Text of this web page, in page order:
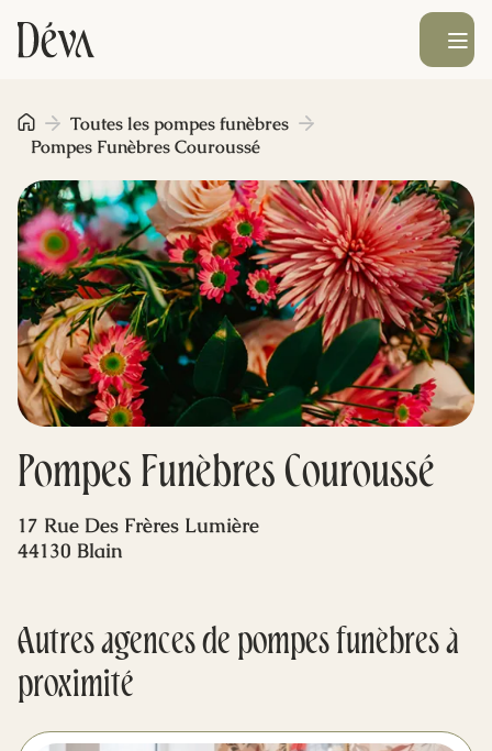
Obsèques
Prévoyance
Monument funéraire
Livraison de fleurs
Blog
Ouvrir le
Pompes Funèbres Couroussé
Toutes les pompes funèbres
Pompes Funèbres Couroussé
17 Rue Des Frères Lumière
44130 Blain
Autres agences de pompes funèbres à
proximité